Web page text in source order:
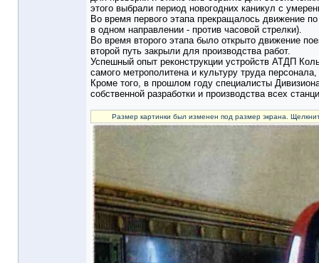
этого выбрали период новогодних каникул с
Во время первого этапа прекращалось движение
в одном направлении - против часовой стрелки).
Во время второго этапа было открыто движение
второй путь закрыли для производства работ.
Успешный опыт реконструкции устройств АТДП
самого метрополитена и культуру труда
Кроме того, в прошлом году специалисты
собственной разработки и производства всех
Размер картинки был изменен под размер экрана.